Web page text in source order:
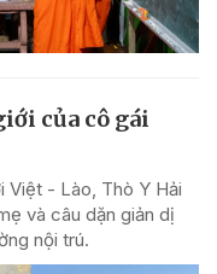
của cô gái
Việt - Lào, Thò Y Hải
và câu dặn giản dị
nội trú.